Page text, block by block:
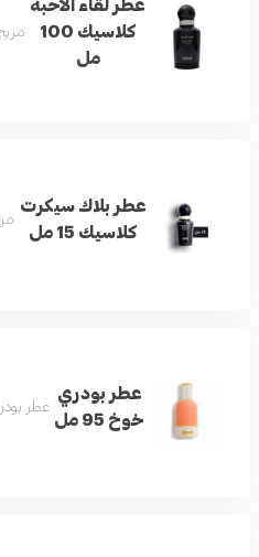
عطر لقاء الأحبة
كلاسيك 100
مل
عطر بلاك سيكرت
كلاسيك 15 مل
عطر بودري
خوخ 95 مل
عطر